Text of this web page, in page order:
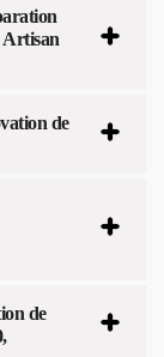
Artisan
de
de